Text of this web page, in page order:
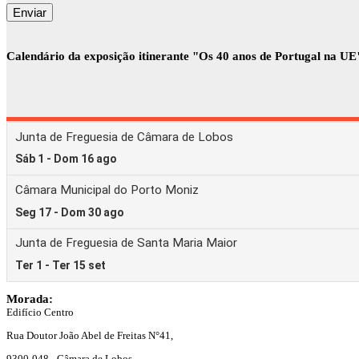
Calendário da exposição itinerante "Os 40 anos de Portugal na
Morada:
Edifício Centro
Rua Doutor João Abel de Freitas N°41,